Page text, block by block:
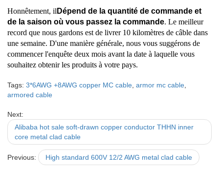
Honnêtement, il Dépend de la quantité de commande et
de la saison où vous passez la commande. Le meilleur
record que nous gardons est de livrer 10 kilomètres de câble dans
une semaine. D'une manière générale, nous vous suggérons de
commencer l'enquête deux mois avant la date à laquelle vous
souhaitez obtenir les produits à votre pays.
Tags: 3*6AWG +8AWG copper MC cable armor mc cable
armored cable
Next:
Alibaba hot sale soft-drawn copper conductor THHN inner
core metal clad cable
Previous: High standard 600V 12/2 AWG metal clad cable